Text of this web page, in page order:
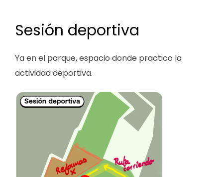
Sesión deportiva
Ya en el parque, espacio donde practico la
actividad deportiva.